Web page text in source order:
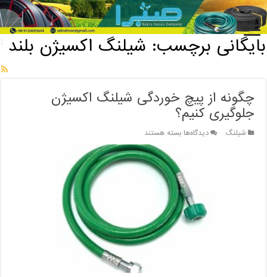
خانه / بایگانی برچسب: شیلنگ اکسیژن بلند
بایگانی برچسب: شیلنگ اکسیژن بلند
چگونه از پیچ خوردگی شیلنگ اکسیژن
جلوگیری کنیم؟
شیلنگ دیدگاه‌هابرای
پیچ
خوردگی
شیلنگ
اکسیژن
جلوگیری
کنیم؟
بسته هستند